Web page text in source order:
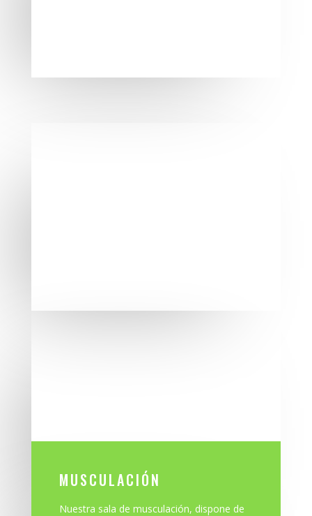
MUSCULACIÓN
Nuestra sala de musculación, dispone de